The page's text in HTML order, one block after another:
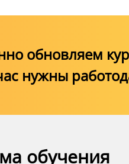
обновляем
нужны
обучения